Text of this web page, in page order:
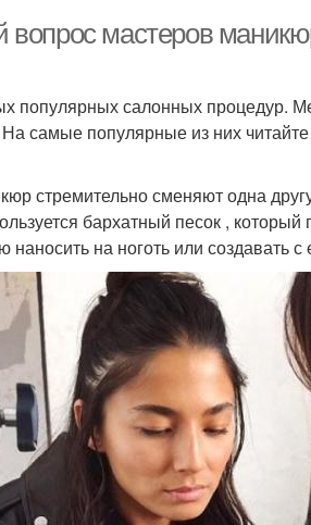
мастеров
популярных салонных процедур.
самые популярные из них
стремительно сменяют одна
бархатный песок ,
на ноготь или создавать